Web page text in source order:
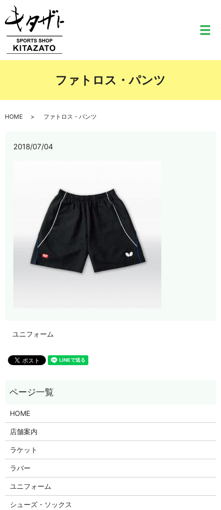
メ
ファトロス・パンツ
HOME ファトロス・パンツ
2018/07/04
ユニフォーム
HOME
店舗案内
ラケット
ラバー
ユニフォーム
シューズ・ソックス